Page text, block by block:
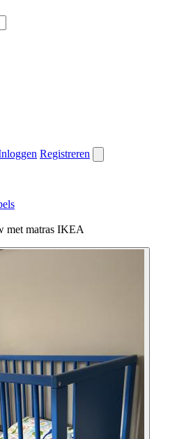
Registreren
met matras IKEA